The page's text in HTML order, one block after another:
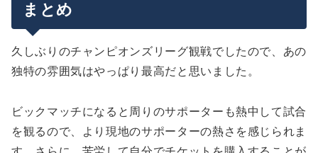
まとめ
久しぶりのチャンピオンズリーグ観戦でしたので、あの
独特の雰囲気はやっぱり最高だと思いました。
ビックマッチになると周りのサポーターも熱中して試合
を観るので、より現地のサポーターの熱さを感じられま